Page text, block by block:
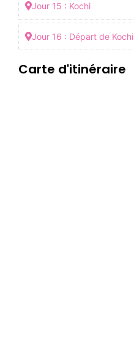
Jour 15 : Kochi
Jour 16 : Départ de Kochi
Carte d'itinéraire